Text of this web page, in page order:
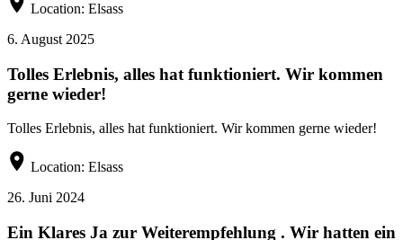
Location: Elsass
6. August 2025
Tolles Erlebnis, alles hat funktioniert. Wir kommen
gerne wieder!
Tolles Erlebnis, alles hat funktioniert. Wir kommen gerne wieder!
Location: Elsass
26. Juni 2024
Ein Klares Ja zur Weiterempfehlung . Wir hatten ein